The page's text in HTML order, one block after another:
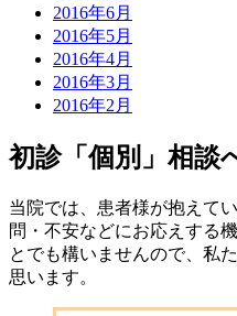
2016年6月
2016年5月
2016年4月
2016年3月
2016年2月
初診「個別」相談
当院では、患者様が抱えて
問・不安などにお応えする
とでも構いませんので、私
思います。